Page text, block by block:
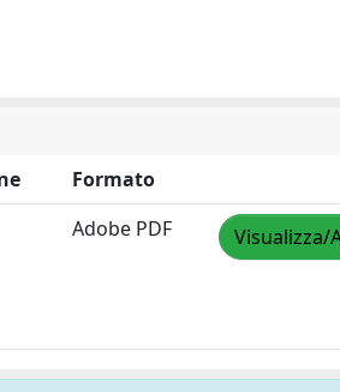
Formato
Adobe PDF Visualizza/